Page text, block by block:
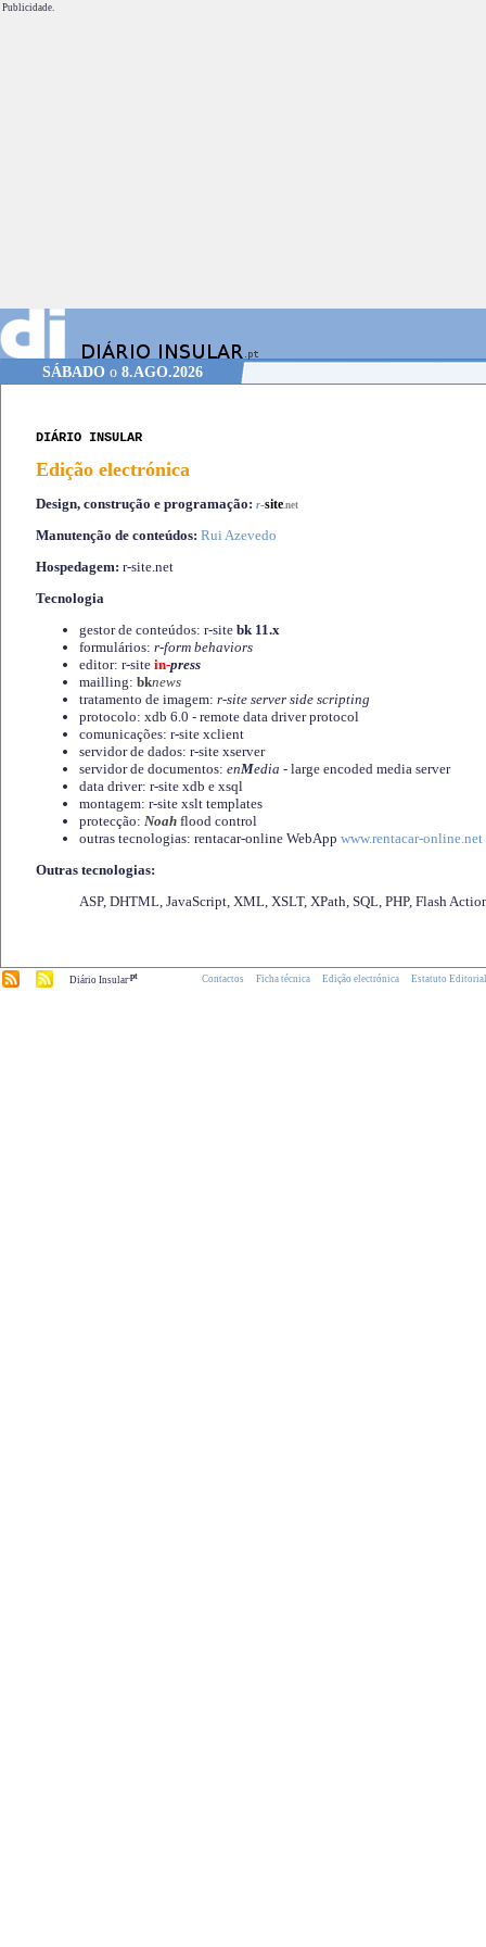
Publicidade.
SÁBADOo 8.AGO.2026
DIÁRIO INSULAR
Edição electrónica
Design, construção e programação: r-site.net
Manutenção de conteúdos: Rui Azevedo
Hospedagem: r-site.net
Tecnologia
gestor de conteúdos: r-site bk 11.x
formulários: r-form behaviors
editor: r-site in-press
mailling: bknews
tratamento de imagem: r-site server side scripting
protocolo: xdb 6.0 - remote data driver protocol
comunicações: r-site xclient
servidor de dados: r-site xserver
servidor de documentos: enMedia - large encoded media server
data driver: r-site xdb e xsql
montagem: r-site xslt templates
protecção: Noah flood control
outras tecnologias: rentacar-online WebApp www.rentacar-online.net
Outras tecnologias:
ASP, DHTML, JavaScript, XML, XSLT, XPath, SQL, PHP, Flash
Diário Insular.pt Contactos Ficha técnica Edição electrónica Estatuto Editorial